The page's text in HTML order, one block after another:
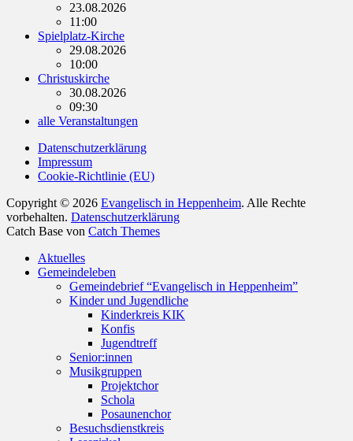
23.08.2026
11:00
Spielplatz-Kirche
29.08.2026
10:00
Christuskirche
30.08.2026
09:30
alle Veranstaltungen
Datenschutzerklärung
Impressum
Cookie-Richtlinie (EU)
Copyright © 2026 Evangelisch in Heppenheim. Alle Rechte
vorbehalten. Datenschutzerklärung
Catch Base von Catch Themes
oben
scrollen
Aktuelles
Gemeindeleben
Gemeindebrief “Evangelisch in Heppenheim”
Kinder und Jugendliche
Kinderkreis KIK
Konfis
Jugendtreff
Senior:innen
Musikgruppen
Projektchor
Schola
Posaunenchor
Besuchsdienstkreis